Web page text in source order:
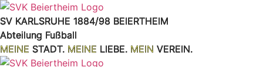
Zum
Inhalt
springen
SV KARLSRUHE 1884/98 BEIERTHEIM
Abteilung Fußball
MEINE STADT. MEINE LIEBE. MEIN VEREIN.